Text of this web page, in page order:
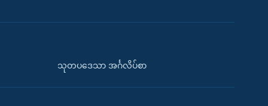
သုတပဒေသာ အင်္ဂလိပ်စာ